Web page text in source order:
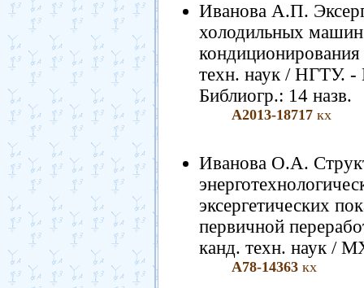
Иванова А.П.
холодильных машин
техн. наук / НГТУ. -
Библиогр.: 14 назв.
А2013-18717 кх
Иванова О.А.
эксергетических
первичной
канд. техн. наук /
А78-14363 кх